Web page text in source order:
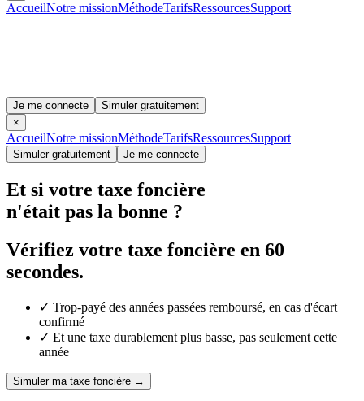
AccueilNotre missionMéthodeTarifsRessourcesSupport
Je me connecte
Simuler gratuitement
×
AccueilNotre missionMéthodeTarifsRessourcesSupport
Simuler gratuitement Je me connecte
Et si votre taxe foncière
n'était pas la bonne ?
Vérifiez votre taxe foncière en 60
secondes.
✓ Trop-payé des années passées remboursé, en cas d'écart
confirmé
✓ Et une taxe durablement plus basse, pas seulement cette
année
Simuler ma taxe foncière →